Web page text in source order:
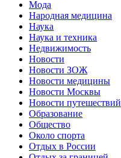
Мода
Народная медицина
Наука
Наука и техника
Недвижимость
Новости
Новости ЗОЖ
Новости медицины
Новости Москвы
Новости путешествий
Образование
Общество
Около спорта
Отдых в России